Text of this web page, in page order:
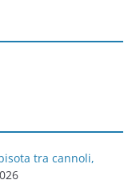
tra cannoli,